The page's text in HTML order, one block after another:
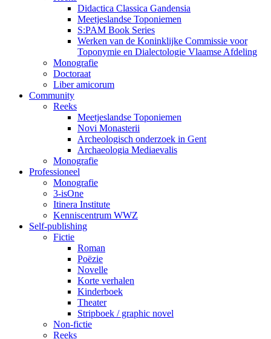
Didactica Classica Gandensia
Meetjeslandse Toponiemen
S:PAM Book Series
Werken van de Koninklijke Commissie voor
Toponymie en Dialectologie Vlaamse Afdeling
Monografie
Doctoraat
Liber amicorum
Community
Reeks
Meetjeslandse Toponiemen
Novi Monasterii
Archeologisch onderzoek in Gent
Archaeologia Mediaevalis
Monografie
Professioneel
Monografie
3-isOne
Itinera Institute
Kenniscentrum WWZ
Self-publishing
Fictie
Roman
Poëzie
Novelle
Korte verhalen
Kinderboek
Theater
Stripboek / graphic novel
Non-fictie
Reeks